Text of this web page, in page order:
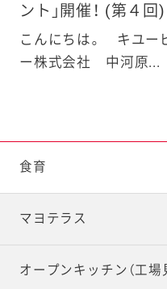
ント」開催！ (第４回)
こんにちは。 キユー
ー株式会社 中河原...
食育
マヨテラス
オープンキッチン（工場